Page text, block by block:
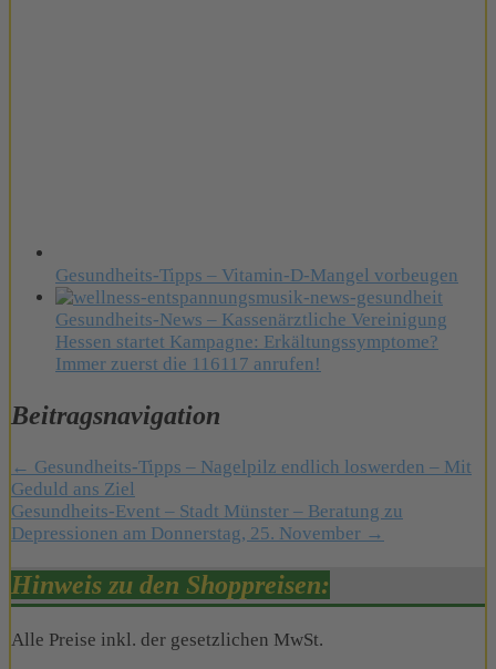
Gesundheits-Tipps – Vitamin-D-Mangel vorbeugen
Gesundheits-News – Kassenärztliche Vereinigung
Hessen startet Kampagne: Erkältungssymptome?
Immer zuerst die 116117 anrufen!
Beitragsnavigation
← Gesundheits-Tipps – Nagelpilz endlich loswerden – Mit
Geduld ans Ziel
Gesundheits-Event – Stadt Münster – Beratung zu
Depressionen am Donnerstag, 25. November →
Hinweis zu den Shoppreisen:
Alle Preise inkl. der gesetzlichen MwSt.